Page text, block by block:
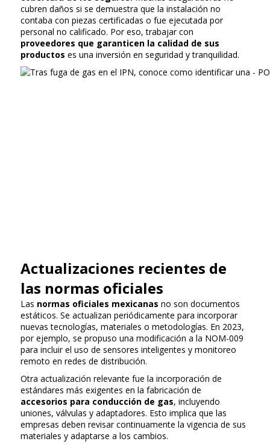
cubren daños si se demuestra que la instalación no
contaba con piezas certificadas o fue ejecutada por
personal no calificado. Por eso, trabajar con
proveedores que garanticen la calidad de sus
productos es una inversión en seguridad y tranquilidad.
Actualizaciones recientes de
las normas oficiales
Las normas oficiales mexicanas no son documentos
estáticos. Se actualizan periódicamente para incorporar
nuevas tecnologías, materiales o metodologías. En 2023,
por ejemplo, se propuso una modificación a la NOM-009
para incluir el uso de sensores inteligentes y monitoreo
remoto en redes de distribución.
Otra actualización relevante fue la incorporación de
estándares más exigentes en la fabricación de
accesorios para conducción de gas, incluyendo
uniones, válvulas y adaptadores. Esto implica que las
empresas deben revisar continuamente la vigencia de sus
materiales y adaptarse a los cambios.